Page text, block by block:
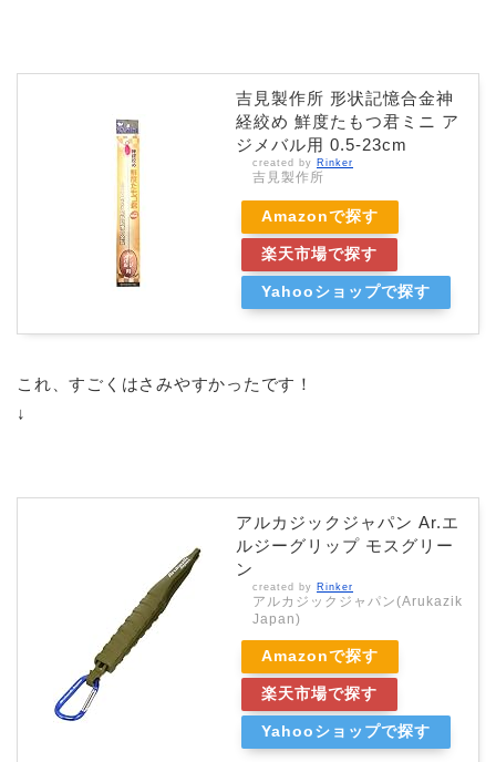
吉見製作所 形状記憶合金神
経絞め 鮮度たもつ君ミニ ア
ジメバル用 0.5-23cm
created by Rinker
吉見製作所
Amazonで探す
楽天市場で探す
Yahooショップで探す
これ、すごくはさみやすかったです！
↓
アルカジックジャパン Ar.エ
ルジーグリップ モスグリー
ン
created by Rinker
アルカジックジャパン(Arukazik
Japan)
Amazonで探す
楽天市場で探す
Yahooショップで探す